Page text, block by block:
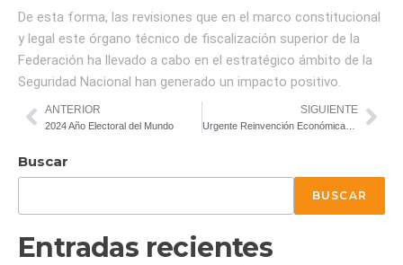
De esta forma, las revisiones que en el marco constitucional
y legal este órgano técnico de fiscalización superior de la
Federación ha llevado a cabo en el estratégico ámbito de la
Seguridad Nacional han generado un impacto positivo.
ANTERIOR
2024 Año Electoral del Mundo
SIGUIENTE
Urgente Reinvención Económica-Social en México
Buscar
BUSCAR
Entradas recientes